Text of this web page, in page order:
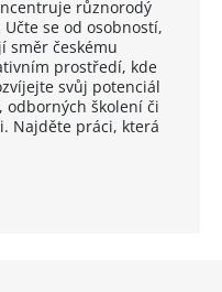
různorodý
se od osobností,
směr českému
prostředí, kde
svůj potenciál
odborných školení či
Najděte práci, která